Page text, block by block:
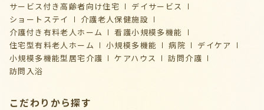
サービス付き高齢者向け住宅
デイサービス
ショートステイ
介護⽼⼈保健施設
介護付き有料老人ホーム
看護小規模多機能
住宅型有料老人ホーム
小規模多機能 病院
デイケア
⼩規模多機能型居宅介護
ケアハウス
訪問介護
訪問入浴
こだわりから探す